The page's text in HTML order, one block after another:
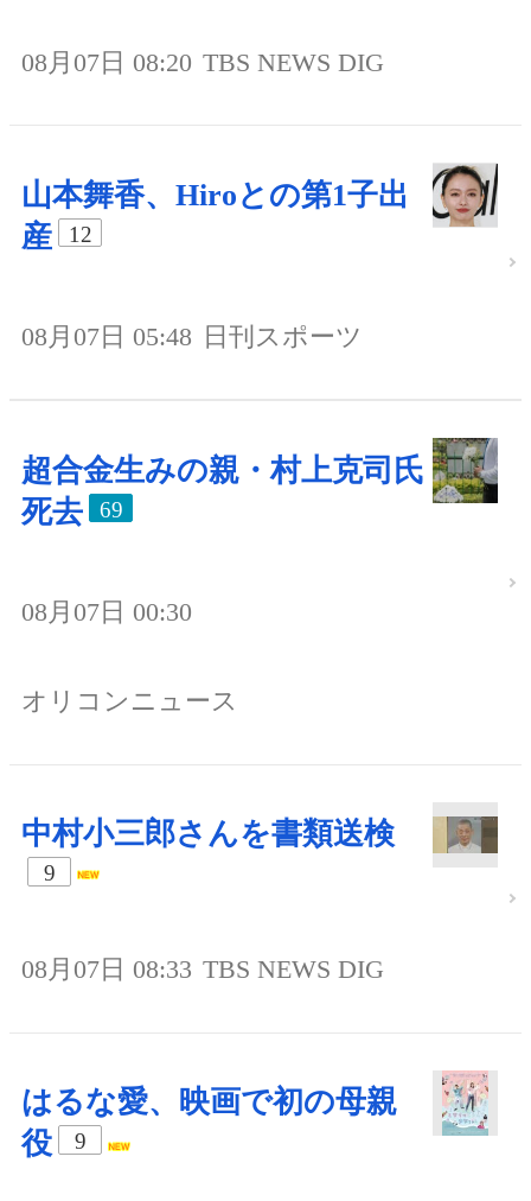
08月07日 08:20 TBS NEWS DIG
山本舞香、Hiroとの第1子出
産
12
08月07日 05:48 日刊スポーツ
超合金生みの親・村上克司氏
死去
69
08月07日 00:30
オリコンニュース
中村小三郎さんを書類送検
9
08月07日 08:33 TBS NEWS DIG
はるな愛、映画で初の母親
役
9